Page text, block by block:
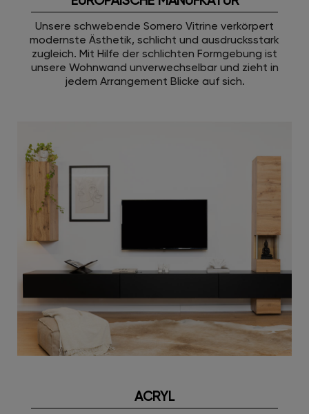
Unsere schwebende Somero Vitrine verkörpert
modernste Ästhetik, schlicht und ausdrucksstark
zugleich. Mit Hilfe der schlichten Formgebung ist
unsere Wohnwand unverwechselbar und zieht in
jedem Arrangement Blicke auf sich.
ACRYL